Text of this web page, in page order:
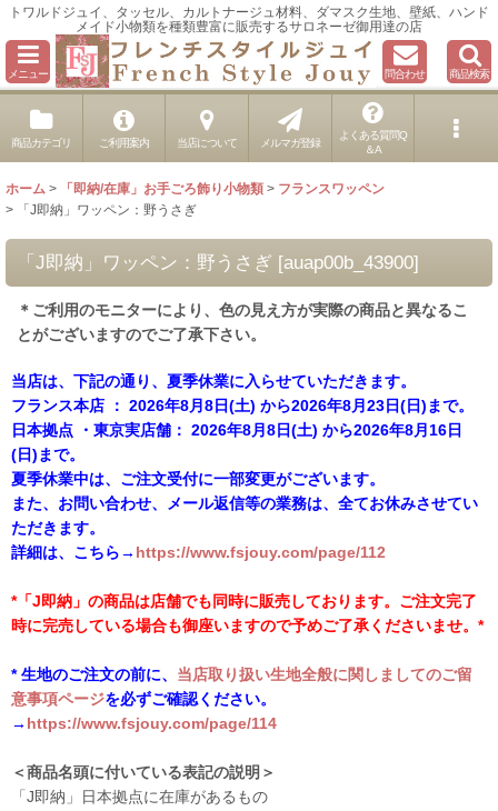
トワルドジュイ、タッセル、カルトナージュ材料、ダマスク生地、壁紙、ハンド
メイド小物類を種類豊富に販売するサロネーゼ御用達の店
メニュー 問合わせ 商品検索
商品カテゴリ ご利用案内 当店について メルマガ登録
よくある質問Q
＆A
ホーム > 「即納/在庫」お手ごろ飾り小物類 > フランスワッペン
>
「J即納」ワッペン：野うさぎ
「J即納」ワッペン：野うさぎ [auap00b_43900]
＊ご利用のモニターにより、色の見え方が実際の商品と異なるこ
とがございますのでご了承下さい。
当店は、下記の通り、夏季休業に入らせていただきます。
フランス本店 ： 2026年8月8日(土) から2026年8月23日(日)まで。
日本拠点 ・東京実店舗： 2026年8月8日(土) から2026年8月16日
(日)まで。
夏季休業中は、ご注文受付に一部変更がございます。
また、お問い合わせ、メール返信等の業務は、全てお休みさせてい
ただきます。
詳細は、こちら→ https://www.fsjouy.com/page/112
*「J即納」の商品は店舗でも同時に販売しております。ご注文完了
時に完売している場合も御座いますので予めご了承くださいませ。*
* 生地のご注文の前に、 当店取り扱い生地全般に関しましてのご留
意事項ページを必ずご確認ください。
→ https://www.fsjouy.com/page/114
＜商品名頭に付いている表記の説明＞
「J即納」日本拠点に在庫があるもの